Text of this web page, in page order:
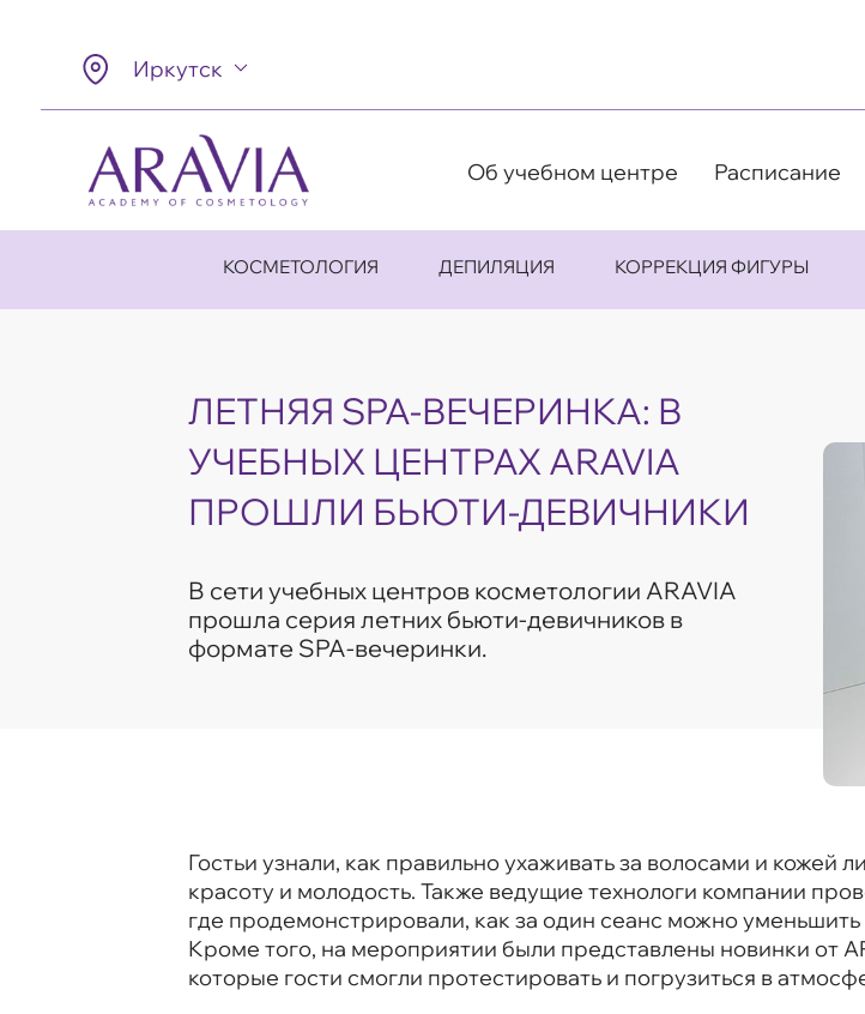
Иркутск
Об учебном центре Расписание
КОСМЕТОЛОГИЯ ДЕПИЛЯЦИЯ КОРРЕКЦИЯ ФИГУРЫ
ЛЕТНЯЯ SPA-ВЕЧЕРИНКА: В
УЧЕБНЫХ ЦЕНТРАХ ARAVIA
ПРОШЛИ БЬЮТИ-ДЕВИЧНИКИ
В сети учебных центров косметологии ARAVIA
прошла серия летних бьюти-девичников в
формате SPA-вечеринки.
Гостьи узнали, как правильно ухаживать за волосами и кожей
красоту и молодость. Также ведущие технологи компании
где продемонстрировали, как за один сеанс можно
Кроме того, на мероприятии были представлены новинки от
которые гости смогли протестировать и погрузиться в